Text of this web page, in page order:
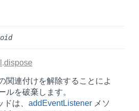
.dispose
関連付けを解除することによ
ルを破棄します。
ドは、 addEventListener メソ